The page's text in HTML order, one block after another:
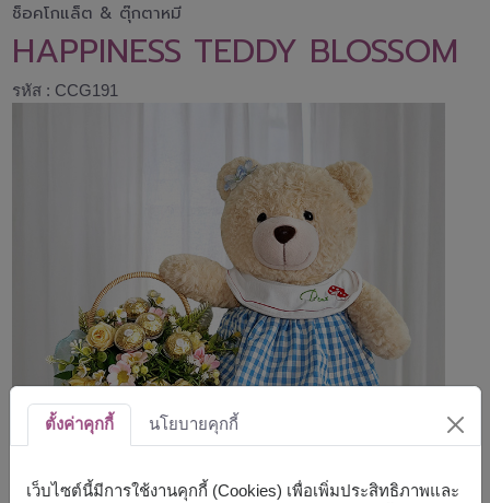
ช็อคโกแล็ต & ตุ๊กตาหมี
HAPPINESS TEDDY BLOSSOM
รหัส : CCG191
ตั้งค่าคุกกี้ นโยบายคุกกี้
เว็บไซต์นี้มีการใช้งานคุกกี้ (Cookies) เพื่อเพิ่มประสิทธิภาพและ